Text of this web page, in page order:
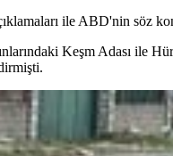
ile ABD'nin söz
Keşm Adası ile